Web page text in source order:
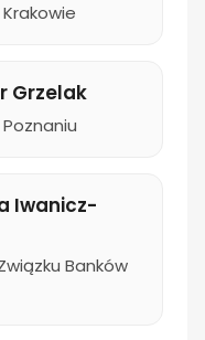
Grzelak
Iwanicz-
Banków